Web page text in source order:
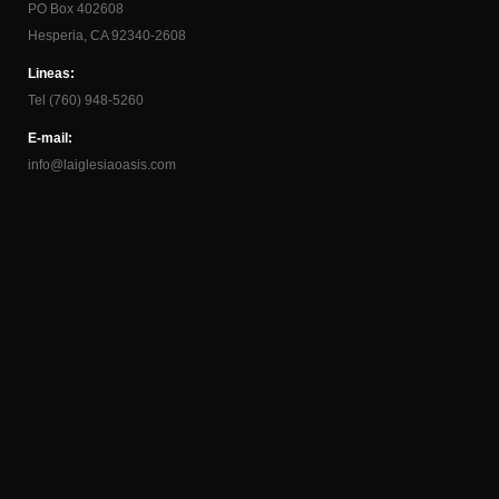
PO Box 402608
Hesperia, CA 92340-2608
Lineas:
Tel (760) 948-5260
E-mail:
info@laiglesiaoasis.com